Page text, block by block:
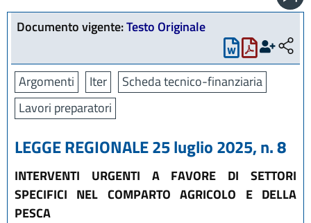
Documento vigente:Testo Originale
Argomenti Iter
Scheda tecnico-finanziaria
Lavori preparatori
LEGGE REGIONALE 25 luglio 2025, n. 8
INTERVENTI URGENTI A FAVORE DI SETTORI
SPECIFICI NEL COMPARTO AGRICOLO E DELLA
PESCA